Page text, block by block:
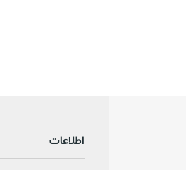
اطلاعات